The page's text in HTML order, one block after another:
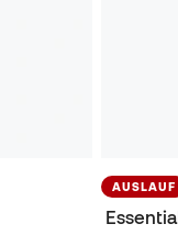
AUSLAUF